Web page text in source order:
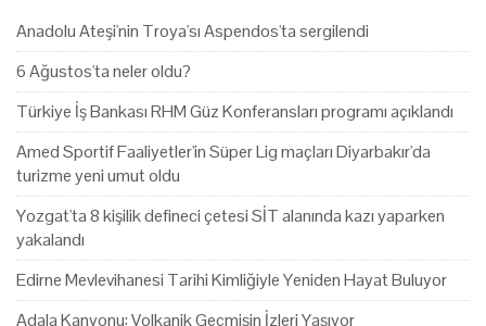
Anadolu Ateşi'nin Troya'sı Aspendos'ta sergilendi
6 Ağustos'ta neler oldu?
Türkiye İş Bankası RHM Güz Konferansları programı açıklandı
Amed Sportif Faaliyetler'in Süper Lig maçları Diyarbakır'da
turizme yeni umut oldu
Yozgat'ta 8 kişilik defineci çetesi SİT alanında kazı yaparken
yakalandı
Edirne Mevlevihanesi Tarihi Kimliğiyle Yeniden Hayat Buluyor
Adala Kanyonu: Volkanik Geçmişin İzleri Yaşıyor